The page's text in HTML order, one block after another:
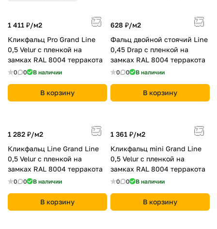
1 411 ₽/м2
Кликфальц Pro Grand Line
0,5 Velur с пленкой на
замках RAL 8004 терракота
0 0 В наличии
В корзину
628 ₽/м2
Фальц двойной стоячий Line
0,45 Drap с пленкой на
замках RAL 8004 терракота
0 0 В наличии
В корзину
1 282 ₽/м2
Кликфальц Line Grand Line
0,5 Velur с пленкой на
замках RAL 8004 терракота
0 0 В наличии
В корзину
1 361 ₽/м2
Кликфальц mini Grand Line
0,5 Velur с пленкой на
замках RAL 8004 терракота
0 0 В наличии
В корзину